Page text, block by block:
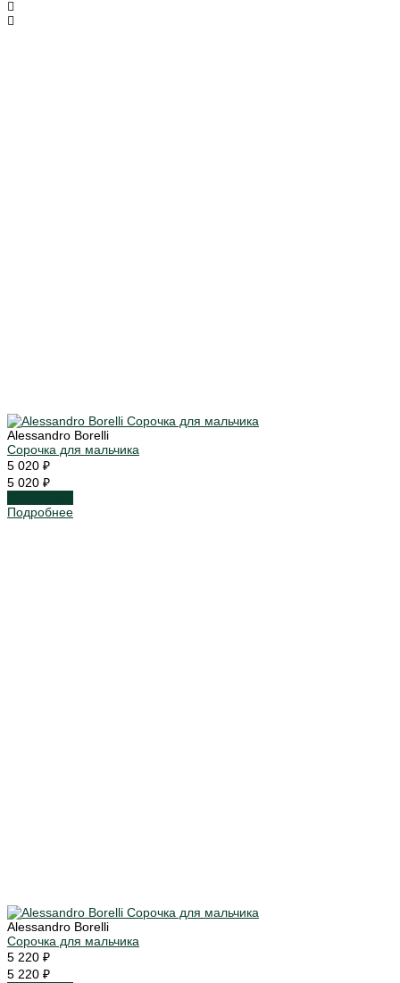
Alessandro Borelli
Сорочка для мальчика
5 020 ₽
5 020 ₽
Подробнее
Alessandro Borelli
Сорочка для мальчика
5 220 ₽
5 220 ₽